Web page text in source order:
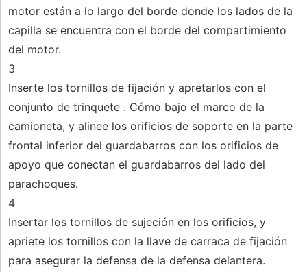
motor están a lo largo del borde donde los lados de la
capilla se encuentra con el borde del compartimiento
del motor.
3
Inserte los tornillos de fijación y apretarlos con el
conjunto de trinquete . Cómo bajo el marco de la
camioneta, y alinee los orificios de soporte en la parte
frontal inferior del guardabarros con los orificios de
apoyo que conectan el guardabarros del lado del
parachoques.
4
Insertar los tornillos de sujeción en los orificios, y
apriete los tornillos con la llave de carraca de fijación
para asegurar la defensa de la defensa delantera.